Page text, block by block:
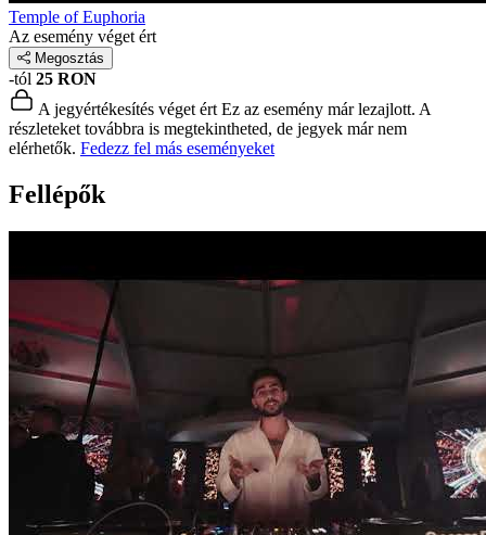
Temple of Euphoria
Az esemény véget ért
Megosztás
-tól 25 RON
A jegyértékesítés véget ért Ez az esemény már lezajlott. A
részleteket továbbra is megtekintheted, de jegyek már nem
elérhetők. Fedezz fel más eseményeket
Fellépők